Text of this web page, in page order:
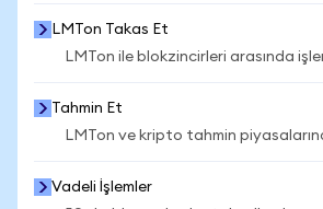
LMTon Takas Et
LMTon ile blokzincirleri arasında
Tahmin Et
LMTon ve kripto tahmin
Vadeli İşlemler